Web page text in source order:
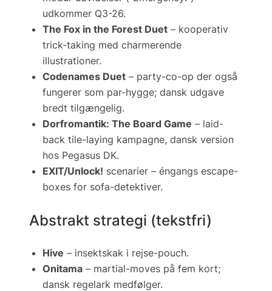
udkommer Q3-26.
The Fox in the Forest Duet – kooperativ
trick-taking med charmerende
illustrationer.
Codenames Duet – party-co-op der også
fungerer som par-hygge; dansk udgave
bredt tilgængelig.
Dorfromantik: The Board Game – laid-
back tile-laying kampagne, dansk version
hos Pegasus DK.
EXIT/Unlock! scenarier – éngangs escape-
boxes for sofa-detektiver.
Abstrakt strategi (tekstfri)
Hive – insektskak i rejse-pouch.
Onitama – martial-moves på fem kort;
dansk regelark medfølger.